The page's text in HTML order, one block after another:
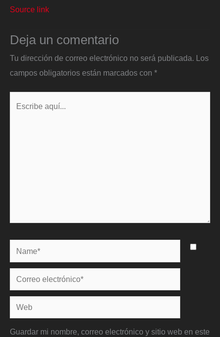
Source link
Deja un comentario
Tu dirección de correo electrónico no será publicada. Los
campos obligatorios están marcados con *
Name*
Correo
electrónico*
Web
Guardar mi nombre, correo electrónico y sitio web en este